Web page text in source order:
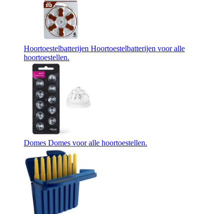
Hoortoestelbatterijen Hoortoestelbatterijen voor alle
hoortoestellen.
Domes Domes voor alle hoortoestellen.